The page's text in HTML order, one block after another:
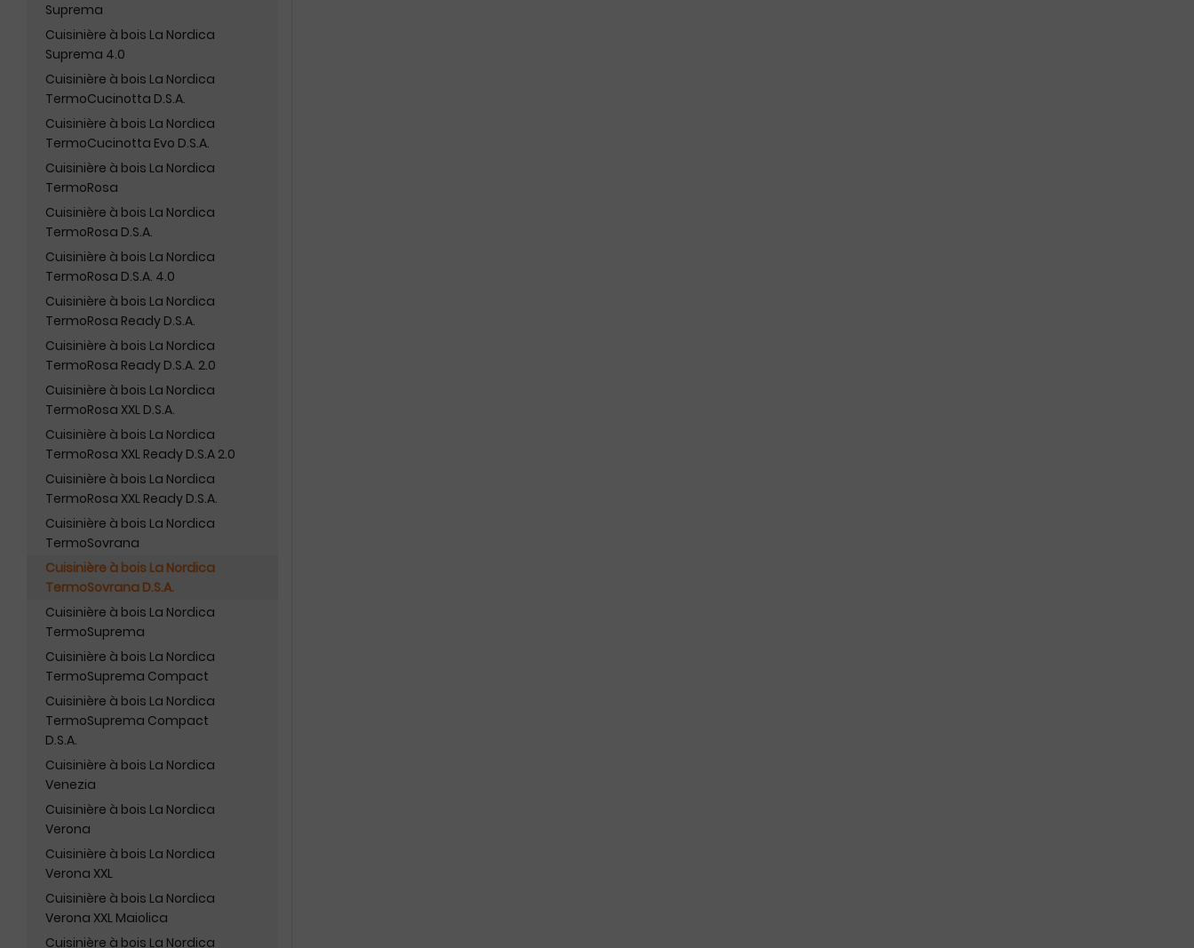
Suprema
Cuisinière à bois La Nordica
Suprema 4.0
Cuisinière à bois La Nordica
TermoCucinotta D.S.A.
Cuisinière à bois La Nordica
TermoCucinotta Evo D.S.A.
Cuisinière à bois La Nordica
TermoRosa
Cuisinière à bois La Nordica
TermoRosa D.S.A.
Cuisinière à bois La Nordica
TermoRosa D.S.A. 4.0
Cuisinière à bois La Nordica
TermoRosa Ready D.S.A.
Cuisinière à bois La Nordica
TermoRosa Ready D.S.A. 2.0
Cuisinière à bois La Nordica
TermoRosa XXL D.S.A.
Cuisinière à bois La Nordica
TermoRosa XXL Ready D.S.A 2.0
Cuisinière à bois La Nordica
TermoRosa XXL Ready D.S.A.
Cuisinière à bois La Nordica
TermoSovrana
Cuisinière à bois La Nordica
TermoSovrana D.S.A.
Cuisinière à bois La Nordica
TermoSuprema
Cuisinière à bois La Nordica
TermoSuprema Compact
Cuisinière à bois La Nordica
TermoSuprema Compact
D.S.A.
Cuisinière à bois La Nordica
Venezia
Cuisinière à bois La Nordica
Verona
Cuisinière à bois La Nordica
Verona XXL
Cuisinière à bois La Nordica
Verona XXL Maiolica
Cuisinière à bois La Nordica